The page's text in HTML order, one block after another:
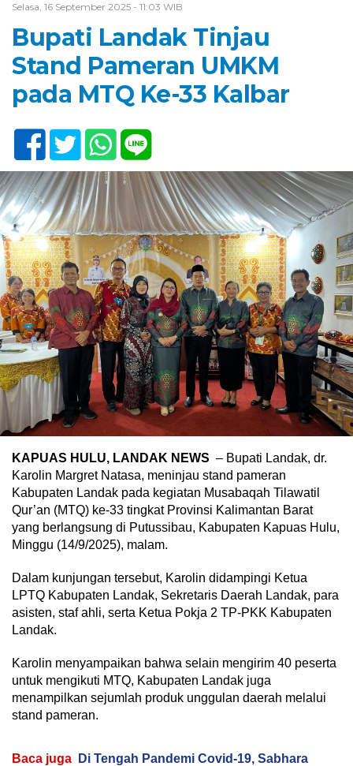
Selasa, 16 September 2025 - 11:03 WIB
Bupati Landak Tinjau
Stand Pameran UMKM
pada MTQ Ke-33 Kalbar
KAPUAS HULU, LANDAK NEWS – Bupati Landak, dr.
Karolin Margret Natasa, meninjau stand pameran
Kabupaten Landak pada kegiatan Musabaqah Tilawatil
Qur’an (MTQ) ke-33 tingkat Provinsi Kalimantan Barat
yang berlangsung di Putussibau, Kabupaten Kapuas Hulu,
Minggu (14/9/2025), malam.
Dalam kunjungan tersebut, Karolin didampingi Ketua
LPTQ Kabupaten Landak, Sekretaris Daerah Landak, para
asisten, staf ahli, serta Ketua Pokja 2 TP-PKK Kabupaten
Landak.
Karolin menyampaikan bahwa selain mengirim 40 peserta
untuk mengikuti MTQ, Kabupaten Landak juga
menampilkan sejumlah produk unggulan daerah melalui
stand pameran.
Baca juga
Di Tengah Pandemi Covid-19, Sabhara